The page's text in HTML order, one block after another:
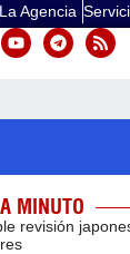
Agencia
MINUTO
revisión